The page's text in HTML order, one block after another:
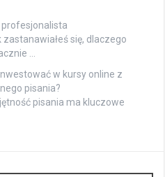
profesjonalista
zastanawiałeś się, dlaczego
…
w kursy online z
pisania?
pisania ma kluczowe